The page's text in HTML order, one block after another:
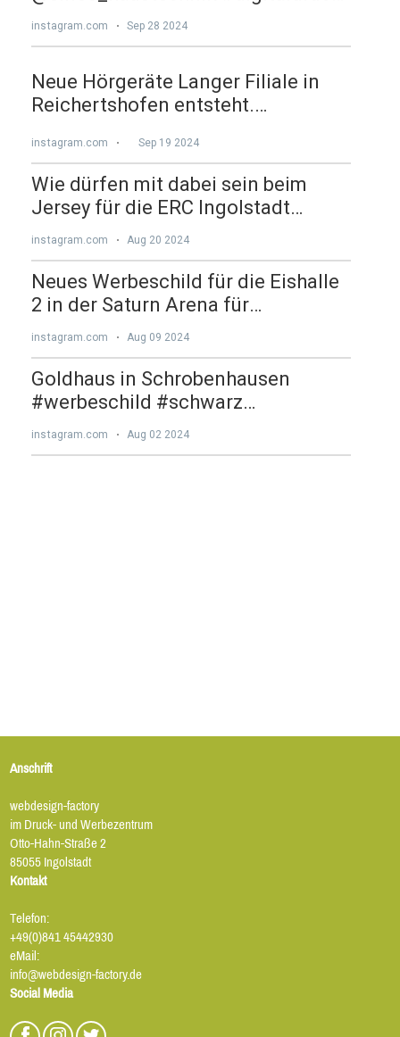
Anschrift
webdesign-factory
im Druck- und Werbezentrum
Otto-Hahn-Straße 2
85055 Ingolstadt
Kontakt
Telefon:
+49(0)841 45442930
eMail:
info@webdesign-factory.de
Social Media